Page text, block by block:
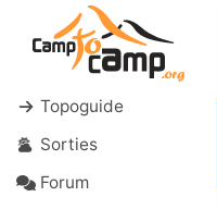
Topoguide
Sorties
Forum